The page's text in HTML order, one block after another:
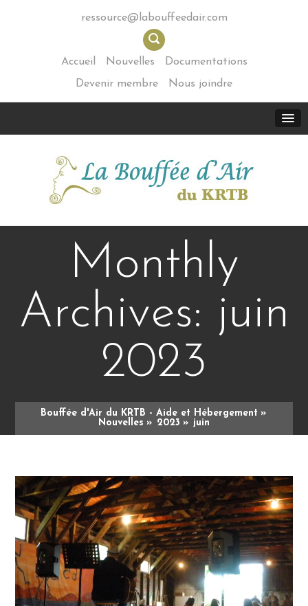
ressource@labouffeedair.com
Accueil Nouvelles
Documentations
Devenir membre
Nous joindre
Monthly
Archives: juin
2023
Bouffée d'Air du KRTB - Aide et Hébergement
Nouvelles
2023 juin